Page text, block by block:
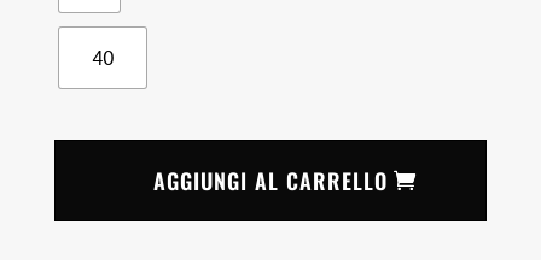
40
AGGIUNGI AL CARRELLO